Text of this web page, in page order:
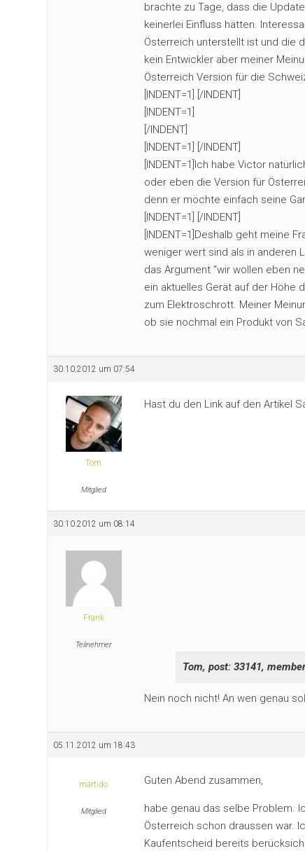
brachte zu Tage, dass die
keinerlei Einfluss hätten.
Österreich unterstellt ist und die
kein Entwickler aber meiner
Österreich Version für die
[INDENT=1] [/INDENT]
[INDENT=1]
[/INDENT]
[INDENT=1] [/INDENT]
[INDENT=1]Ich habe Victor
oder eben die Version für
denn er möchte einfach seine
[INDENT=1] [/INDENT]
[INDENT=1]Deshalb geht meine
weniger wert sind als in anderen
das Argument “wir wollen eben
ein aktuelles Gerät auf der Höhe
zum Elektroschrott. Meiner
ob sie nochmal ein Produkt von
30.10.2012 um 07:54
Tom
Mitglied
Hast du den Link auf den Artikel
30.10.2012 um 08:14
Frank
Teilnehmer
Tom, post: 33141,
Nein noch nicht! An wen genau
05.11.2012 um 18:43
martido
Mitglied
Guten Abend zusammen,
habe genau das selbe Problem.
Österreich schon draussen war.
Kaufentscheid bereits